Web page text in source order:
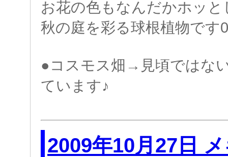
お花の色もなんだかホッと
秋の庭を彩る球根植物です
●コスモス畑→見頃ではな
ています♪
2009年10月27日